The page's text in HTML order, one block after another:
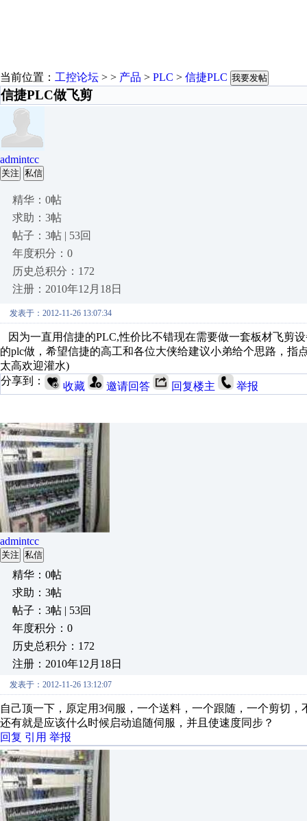
当前位置： 工控论坛 > > 产品 > PLC > 信捷PLC 我要发帖
信捷PLC做飞剪
admintcc
关注 私信
精华：0帖
求助：3帖
帖子：3帖 | 53回
年度积分：0
历史总积分：172
注册：2010年12月18日
发表于：2012-11-26 13:07:34
因为一直用信捷的PLC,性价比不错现在需要做一套板材飞剪
的plc做，希望信捷的高工和各位大侠给建议小弟给个思路，
太高欢迎灌水)
分享到：
收藏 邀请回答 回复楼主 举报
admintcc
关注 私信
精华：0帖
求助：3帖
帖子：3帖 | 53回
年度积分：0
历史总积分：172
注册：2010年12月18日
发表于：2012-11-26 13:12:07
自己顶一下，原定用3伺服，一个送料，一个跟随，一个剪切
还有就是应该什么时候启动追随伺服，并且使速度同步？
回复 引用 举报